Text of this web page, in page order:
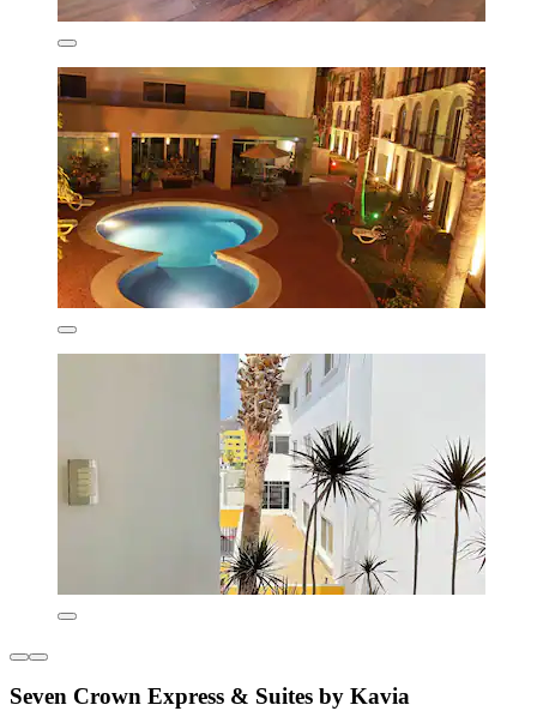
Seven Crown Express & Suites by Kavia